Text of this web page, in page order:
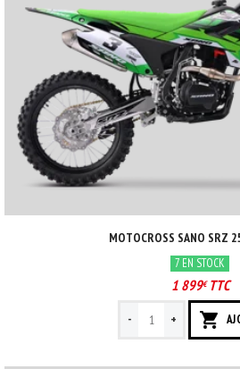
MOTOCROSS SANO SRZ
7 EN STOCK
1 899€TTC
- +